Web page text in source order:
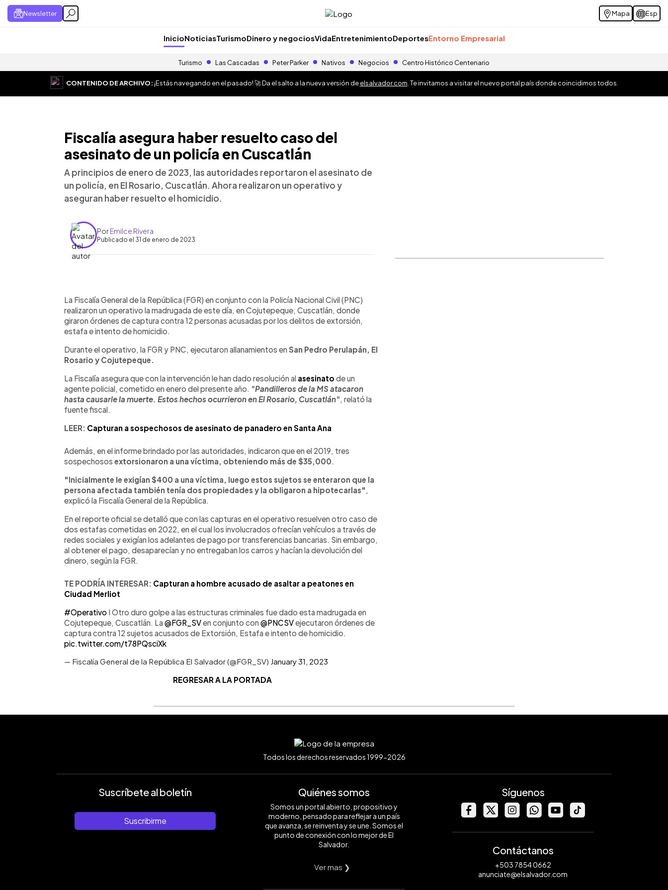
Newsletter Mapa Esp
InicioNoticiasTurismoDinero y negociosVidaEntretenimientoDeportesEntorno Empresarial
Turismo Las Cascadas Peter Parker Nativos Negocios Centro Histórico Centenario
CONTENIDO DE ARCHIVO:¡Estás navegando en el pasado! 🚀 Da el salto a la nueva versión deelsalvador.com . Te invitamos a visitar el nuevo portal país donde coincidimos todos.
Fiscalía asegura haber resuelto caso del
asesinato de un policía en Cuscatlán
A principios de enero de 2023, las autoridades reportaron el asesinato de
un policía, en El Rosario, Cuscatlán. Ahora realizaron un operativo y
aseguran haber resuelto el homicidio.
PorEmilce Rivera
Publicado el 31 de enero de 2023
► Escuchar artículo
La Fiscalía General de la República (FGR) en conjunto con la Policía Nacional Civil (PNC)
realizaron un operativo la madrugada de este día, en Cojutepeque, Cuscatlán, donde
giraron órdenes decaptura contra 12 personas acusadas por los delitos de extorsión,
estafa e intento de homicidio.
Durante el operativo, la FGR y PNC, ejecutaron allanamientos en San Pedro Perulapán, El
Rosario y Cojutepeque.
La Fiscalía asegura que con la intervención le han dado resolución al asesinato de un
agente policial, cometido en enero del presente año. "Pandilleros de la MS atacaron
hasta causarle la muerte. Estos hechos ocurrieron en El Rosario, Cuscatlán", relató la
fuente fiscal.
LEER: Capturan a sospechosos de asesinato de panadero en Santa Ana
Además, en el informe brindado por las autoridades, indicaron que en el 2019, tres
sospechosos extorsionaron a una víctima, obteniendo más de $35,000.
"Inicialmente le exigían $400 a una víctima, luego estos sujetos se enteraron que la
persona afectada también tenía dos propiedades y la obligaron a hipotecarlas",
explicó la Fiscalía General de la República.
En el reporte oficial se detalló que con las capturas en el operativo resuelven otro caso de
dos estafas cometidas en 2022, en el cual los involucrados ofrecían vehículos a través de
redes sociales y exigían los adelantes de pago por transferencias bancarias. Sin embargo,
al obtener el pago, desaparecían y no entregaban los carros y hacían la devolución del
dinero, según la FGR.
TE PODRÍA INTERESAR: Capturan a hombre acusado de asaltar a peatones en
Ciudad Merliot
#Operativo I Otro duro golpe a las estructuras criminales fue dado esta madrugada en
Cojutepeque, Cuscatlán. La@FGR_SVen conjunto con@PNCSVejecutaron órdenes de
captura contra 12 sujetos acusados de Extorsión, Estafa e intento de homicidio.
pic.twitter.com/t78PQsciXk
— Fiscalía General de la República El Salvador (@FGR_SV) January 31, 2023
REGRESAR A LA PORTADA
Todos los derechos reservados 1999-2026
Suscríbete al boletín
Suscribirme
Quiénes somos
Somos un portal abierto, propositivo y
moderno, pensado para reflejar a un país
que avanza, se reinventa y se une. Somos el
punto de conexión con lo mejor de El
Salvador.
Ver mas ❯
Síguenos
Contáctanos
+503 7854 0662
anunciate@elsalvador.com